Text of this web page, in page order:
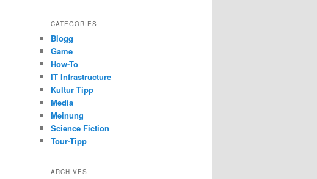
CATEGORIES
Blogg
Game
How-To
IT Infrastructure
Kultur Tipp
Media
Meinung
Science Fiction
Tour-Tipp
ARCHIVES